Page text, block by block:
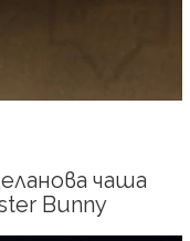
чаша
Bunny